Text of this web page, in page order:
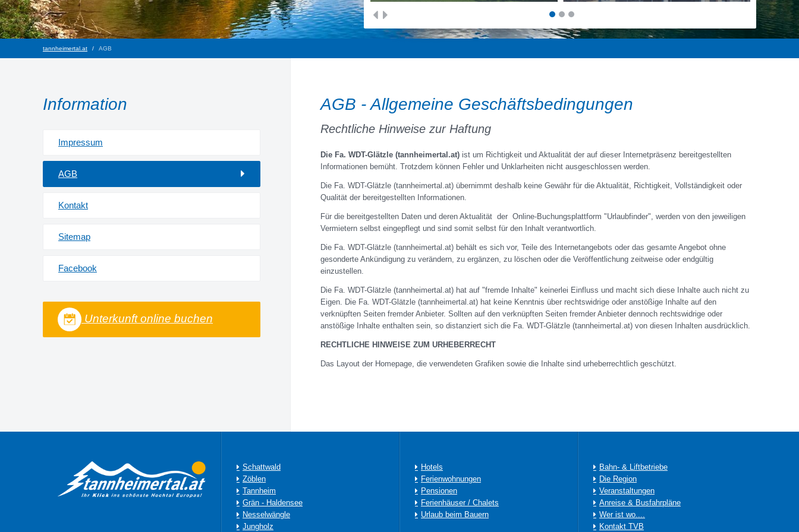
prevnext
tannheimertal.at AGB
Information
Impressum
AGB
Kontakt
Sitemap
Facebook
Unterkunft online buchen
AGB - Allgemeine Geschäftsbedingungen
Rechtliche Hinweise zur Haftung
Die Fa. WDT-Glätzle (tannheimertal.at) ist um Richtigkeit und Aktualität der auf dieser Internetpräsenz bereitgestellten
Informationen bemüht. Trotzdem können Fehler und Unklarheiten nicht ausgeschlossen werden.
Die Fa. WDT-Glätzle (tannheimertal.at) übernimmt deshalb keine Gewähr für die Aktualität, Richtigkeit, Vollständigkeit oder
Qualität der bereitgestellten Informationen.
Für die bereitgestellten Daten und deren Aktualität der Online-Buchungsplattform "Urlaubfinder", werden von den jeweiligen
Vermietern selbst eingepflegt und sind somit selbst für den Inhalt verantwortlich.
Die Fa. WDT-Glätzle (tannheimertal.at) behält es sich vor, Teile des Internetangebots oder das gesamte Angebot ohne
gesonderte Ankündigung zu verändern, zu ergänzen, zu löschen oder die Veröffentlichung zeitweise oder endgültig
einzustellen.
Die Fa. WDT-Glätzle (tannheimertal.at) hat auf "fremde Inhalte" keinerlei Einfluss und macht sich diese Inhalte auch nicht zu
Eigen. Die Fa. WDT-Glätzle (tannheimertal.at) hat keine Kenntnis über rechtswidrige oder anstößige Inhalte auf den
verknüpften Seiten fremder Anbieter. Sollten auf den verknüpften Seiten fremder Anbieter dennoch rechtswidrige oder
anstößige Inhalte enthalten sein, so distanziert sich die Fa. WDT-Glätzle (tannheimertal.at) von diesen Inhalten ausdrücklich.
RECHTLICHE HINWEISE ZUM URHEBERRECHT
Das Layout der Homepage, die verwendeten Grafiken sowie die Inhalte sind urheberrechtlich geschützt.
Schattwald
Zöblen
Tannheim
Grän - Haldensee
Nesselwängle
Jungholz
Hotels
Ferienwohnungen
Pensionen
Ferienhäuser / Chalets
Urlaub beim Bauern
Bahn- & Liftbetriebe
Die Region
Veranstaltungen
Anreise & Busfahrpläne
Wer ist wo....
Kontakt TVB